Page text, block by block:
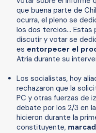
que buena parte de
ocurra, el pleno se
los dos tercios… Estas
discutir y votar se
es entorpecer el
Atria durante su
Los socialistas, hoy
rechazaron que la
PC y otras fuerzas de
debate por los 2/3 en
hicieron durante la
constituyente,